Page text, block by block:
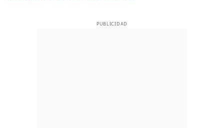
PUBLICIDAD